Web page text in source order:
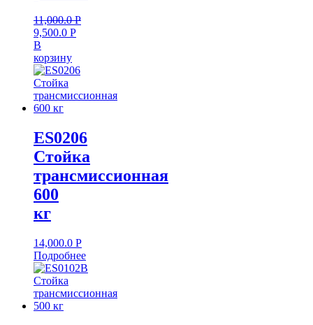
11,000.0Р
9,500.0 Р
В
корзину
ES0206
Стойка
трансмиссионная
600
кг
14,000.0 Р
Подробнее